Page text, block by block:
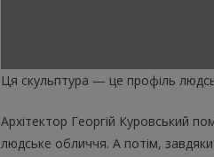
Ця скульптура — це профіль
Архітектор Георгій Куровський
людське обличчя. А потім, завдяки